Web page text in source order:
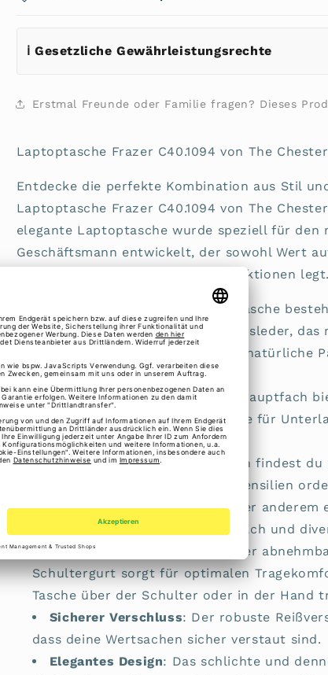
ℹ️ Gesetzliche Gewährleistungsrechte
Erstmal Freunde oder Familie fragen? Dieses
Laptoptasche Frazer C40.1094 von The
Entdecke die perfekte Kombination aus Stil
Laptoptasche Frazer C40.1094 von The
elegante Laptoptasche wurde speziell für den
Geschäftsmann entwickelt, der sowohl Wert
Design als auch auf praktische Funktionen legt.
: Die Tasche
hochwertigem, gewachstem Rindsleder,
langlebig ist, sondern auch eine natürliche
der Zeit immer schöner wird.
Geräumiges Hauptfach: Das Hauptfach
für Laptops bis zu 15,6 Zoll sowie für
wichtige Gegenstände.
Organisierte Aufteilung
: Innen findest
Taschen, die dir helfen, deine Utensilien
zu verstauen. Dazu gehören unter anderem
Laptopfach, ein Reißverschlussfach und
Verstellbarer Schultergurt
: Der
Schultergurt sorgt für optimalen
Tasche über der Schulter oder in der Hand
Sicherer Verschluss: Der robuste
dass deine Wertsachen sicher verstaut sind.
Elegantes Design: Das schlichte und